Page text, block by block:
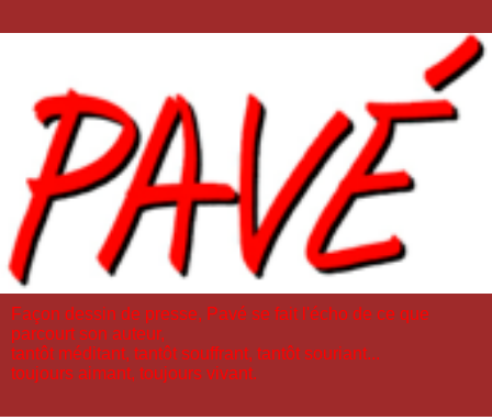
Façon dessin de presse, Pavé se fait l'écho de ce que
parcourt son auteur,
tantôt méditant, tantôt souffrant, tantôt souriant...
toujours aimant, toujours vivant.